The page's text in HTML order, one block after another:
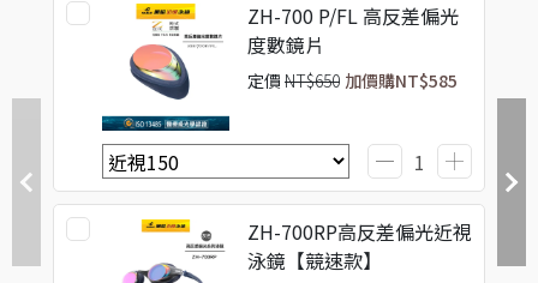
ZH-700 P/FL 高反差偏光
度數鏡片
定價 NT$650 加價購NT$585
ZH-700RP高反差偏光近視
泳鏡【競速款】